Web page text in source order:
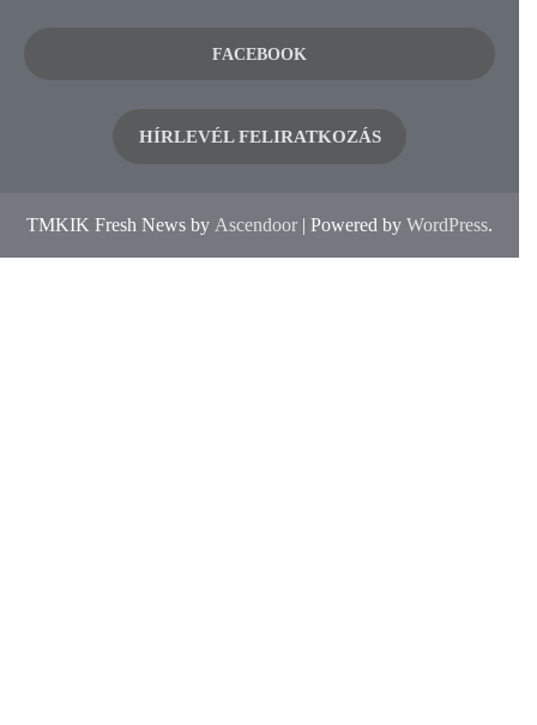
FACEBOOK
HÍRLEVÉL FELIRATKOZÁS
TMKIK Fresh News by Ascendoor | Powered by WordPress.